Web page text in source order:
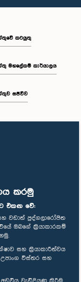
කරමු
එකඟ වේ:
වඩාත් පුද්ගලාරෝපිත
ඔබගේ ක්‍රියාකාරකම්
සහ ක්‍රියාකාරීත්වය
විස්තර සහ
කටයුතු
මහලේකම් කාර්යාලය
සජීවීව